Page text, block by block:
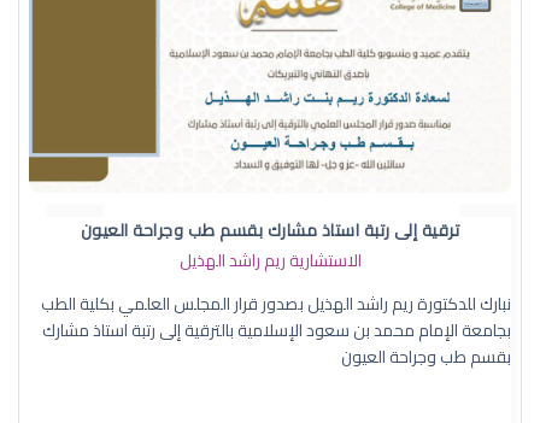
ترقية إلى رتبة استاذ مشارك بقسم طب وجراحة العيون
الاستشارية ريم راشد الهذيل
نبارك للدكتورة ريم راشد الهذيل بصدور قرار المجلس العلمي بكلية الطب
بجامعة الإمام محمد بن سعود الإسلامية بالترقية إلى رتبة استاذ مشارك
بقسم طب وجراحة العيون